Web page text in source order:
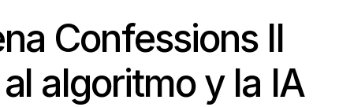
Madonna estrena Confessions II (2026), contra al algoritmo
Confessions II
algoritmo y la IA